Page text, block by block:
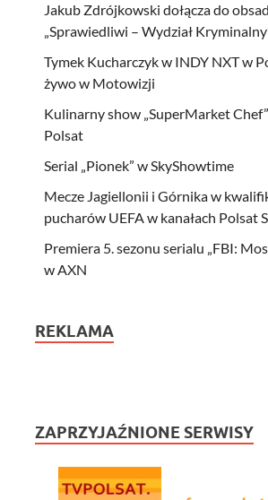
Jakub Zdrójkowski dołącza do
„Sprawiedliwi – Wydział
Tymek Kucharczyk w INDY NXT w
żywo w Motowizji
Kulinarny show „SuperMarket
Polsat
Serial „Pionek” w SkyShowtime
Mecze Jagiellonii i Górnika w
pucharów UEFA w kanałach Polsat
Premiera 5. sezonu serialu „FBI:
w AXN
REKLAMA
ZAPRZYJAŹNIONE SERWISY